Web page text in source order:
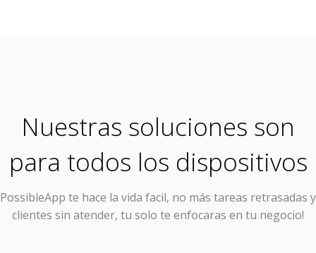
Nuestras soluciones son
para todos los dispositivos
PossibleApp te hace la vida facil, no más tareas retrasadas y
clientes sin atender, tu solo te enfocaras en tu negocio!